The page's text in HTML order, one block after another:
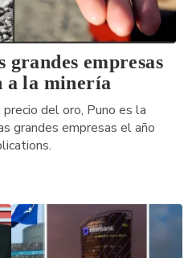
grandes empresas
a la minería
del oro, Puno es la
grandes empresas el año